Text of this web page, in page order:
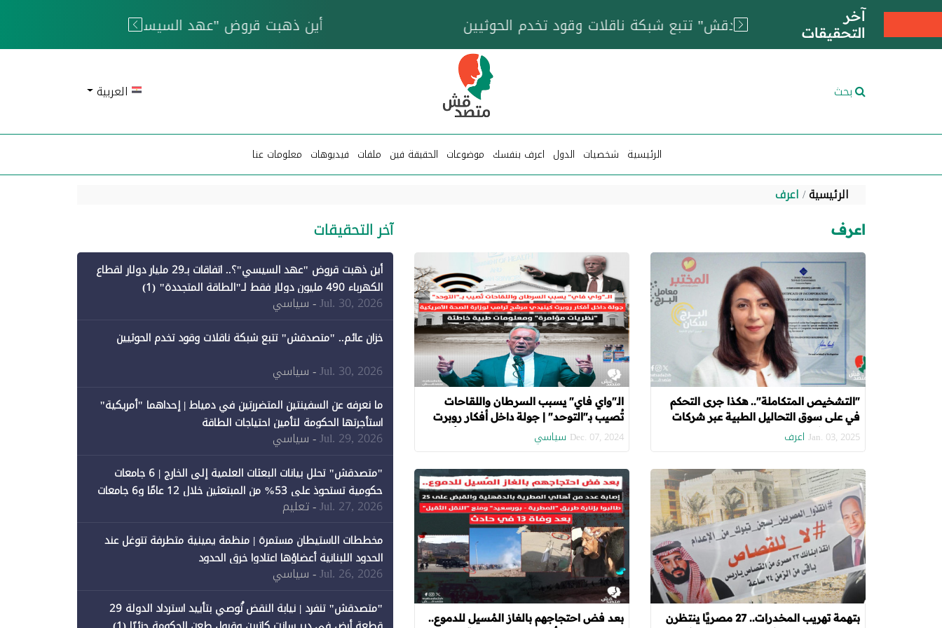
آخر
التحقيقات
خزان عائم.. "متصدقش" تتبع شبكة ناقلات وقود تخدم الحوثيين
بحث العربية
الرئيسية شخصيات الدول اعرف بنفسك موضوعات الحقيقة فين ملفات فيديوهات معلومات عنا
الرئيسية اعرف
اعرف
"التشخيص المتكاملة".. هكذا جرى التحكم
في على سوق التحاليل الطبية عبر شركات
مسجلة في ملاذات ضريبية
Jan. 03, 2025 اعرف
الـ"واي فاي" يسبب السرطان واللقاحات
تُصيب بـ"التوحد" | جولة داخل أفكار روبرت
كينيدي مرشح ترامب لوزارة الصحة الأمريكية
"نظريات مؤامرة" ومعلومات طبية خاطئة
Dec. 07, 2024 سياسي
بتهمة تهريب المخدرات.. 27 مصريًا ينتظرن
بعد فض احتجاجهم بالغاز المُسيل للدموع..
آخر التحقيقات
أين ذهبت قروض "عهد السيسي"؟.. اتفاقات بـ29 مليار دولار لقطاع
الكهرباء 490 مليون دولار فقط لـ"الطاقة المتجددة" (1)
Jul. 30, 2026- سياسي
خزان عائم.. "متصدقش" تتبع شبكة ناقلات وقود تخدم الحوثيين
Jul. 30, 2026- سياسي
ما نعرفه عن السفينتين المتضررتين في دمياط | إحداهما "أمريكية"
استأجرتها الحكومة لتأمين احتياجات الطاقة
Jul. 29, 2026- سياسي
"متصدقش" تحلل بيانات البعثات العلمية إلى الخارج | 6 جامعات
حكومية تستحوذ على 53% من المبتعثين خلال 12 عامًا و6 جامعات
كان نصيبها 1% فقط
Jul. 27, 2026- تعليم
مخططات الاستيطان مستمرة | منظمة يمينية متطرفة تتوغل عند
الحدود اللبنانية أعضاؤها اعتادوا خرق الحدود
Jul. 26, 2026- سياسي
"متصدقش" تنفرد | نيابة النقض تُوصي بتأييد استرداد الدولة 29